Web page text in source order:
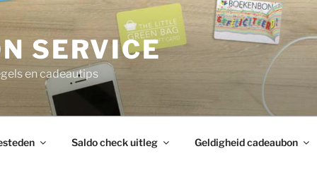
SERVICE
en cadeautips
Saldo check uitleg Geldigheid cadeaubon